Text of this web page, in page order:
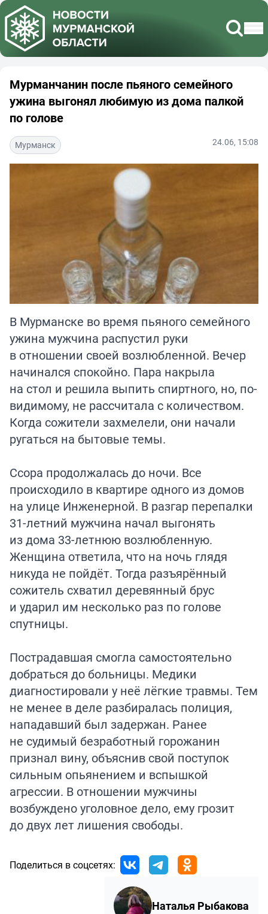
Мурманчанин после пьяного семейного
ужина выгонял любимую из дома палкой
по голове
Мурманск 24.06, 15:08
В Мурманске во время пьяного семейного
ужина мужчина распустил руки
в отношении своей возлюбленной. Вечер
начинался спокойно. Пара накрыла
на стол и решила выпить спиртного, но, по-
видимому, не рассчитала с количеством.
Когда сожители захмелели, они начали
ругаться на бытовые темы.
Ссора продолжалась до ночи. Все
происходило в квартире одного из домов
на улице Инженерной. В разгар перепалки
31-летний мужчина начал выгонять
из дома 33-летнюю возлюбленную.
Женщина ответила, что на ночь глядя
никуда не пойдёт. Тогда разъярённый
сожитель схватил деревянный брус
и ударил им несколько раз по голове
спутницы.
Пострадавшая смогла самостоятельно
добраться до больницы. Медики
диагностировали у неё лёгкие травмы. Тем
не менее в деле разбиралась полиция,
нападавший был задержан. Ранее
не судимый безработный горожанин
признал вину, объяснив свой поступок
сильным опьянением и вспышкой
агрессии. В отношении мужчины
возбуждено уголовное дело, ему грозит
до двух лет лишения свободы.
Поделиться в соцсетях:
Наталья Рыбакова